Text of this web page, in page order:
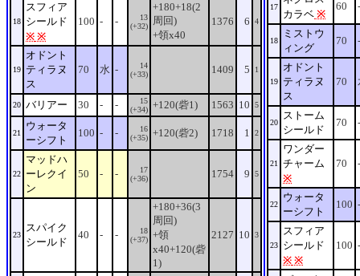
18
スフィア
シールド
※ ※
100 - -
13
(+32)
+180+18(2
周回)
+領x40
1376 6 4
19
オドント
ティラヌ
ス
70 水 -
14
(+33)
1409 5 1
20 バリアー 30 - -
15
(+34) +120(砦1) 1563 10 5
21
ウォータ
ーシフト
100 - -
16
(+35) +120(砦2) 1718 1 2
22
マッドハ
ーレクイ
ン
50 - -
17
(+36)
1754 9 5
23
スパイク
シールド
40 - -
18
(+37)
+180+36(3
周回)
+領
x40+120(砦
1)
2127 10 3
17
カラベ ※
60 -
18
ミストウ
ィング
70 -
19
オドント
ティラヌ
ス
70
20
ストーム
シールド
70 -
21
ワンダー
チャーム
※
70 -
22
ウォータ
ーシフト
100 -
23
スフィア
シールド
※ ※
100 -